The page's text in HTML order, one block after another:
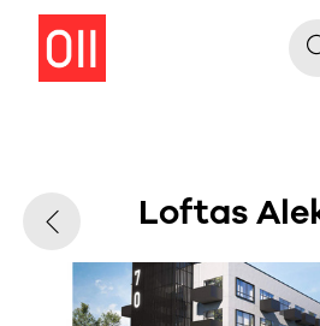
Loftas